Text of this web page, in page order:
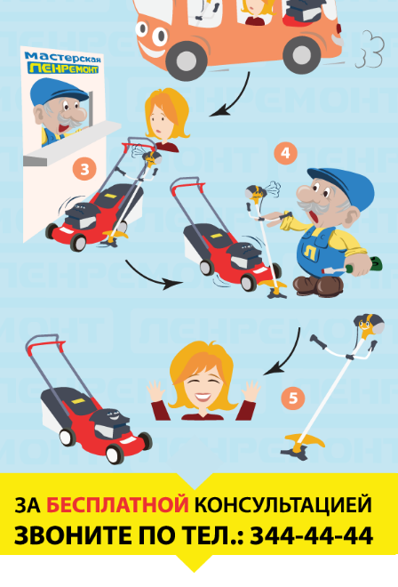
ул. Звёздная, д.5, к.1 (вход с улицы)
м. Парк Победы, м. Московская
ул. Фрунзе, д.3
м. Пр. Большевиков
пр. Пятилеток, д.14, к.1
м. Выборгская
ул. Минеральная, д.13Ц
м. Ладожская
пр. Косыгина, д.28, к.1
пр. Юрия Гагарина, д.15
м. Московская
пр. Московский, 212, Дом Советов, 1
этаж, кабинет 1130, вход у кафе Авантаж
м. Фрунзенская
ул. Киевская, д.32В
м. Купчино
ул. Ярослава Гашека, д.4, к.1